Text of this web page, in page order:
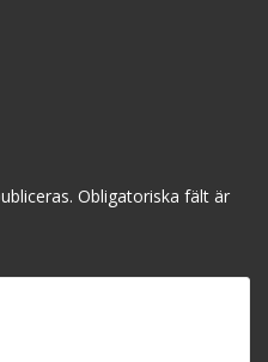
Obligatoriska fält är